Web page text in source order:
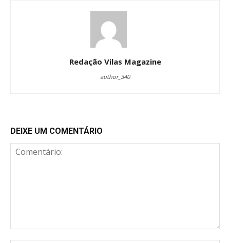
Redação Vilas Magazine
author_340
DEIXE UM COMENTÁRIO